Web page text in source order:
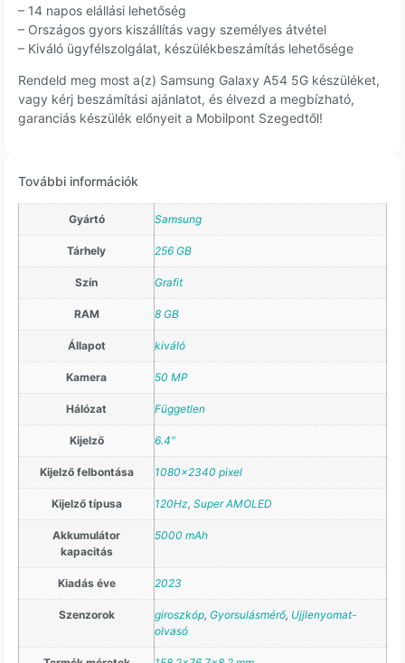
– 14 napos elállási lehetőség
– Országos gyors kiszállítás vagy személyes átvétel
– Kiváló ügyfélszolgálat, készülékbeszámítás lehetősége
Rendeld meg most a(z) Samsung Galaxy A54 5G készüléket,
vagy kérj beszámítási ajánlatot, és élvezd a megbízható,
garanciás készülék előnyeit a Mobilpont Szegedtől!
További információk
Gyártó Samsung
Tárhely 256 GB
Szín Grafit
RAM 8 GB
Állapot kiváló
Kamera 50 MP
Hálózat Független
Kijelző 6.4"
Kijelző felbontása 1080×2340 pixel
Kijelző típusa 120Hz, Super AMOLED
Akkumulátor
kapacitás
5000 mAh
Kiadás éve 2023
Szenzorok giroszkóp, Gyorsulásmérő, Ujjlenyomat-
olvasó